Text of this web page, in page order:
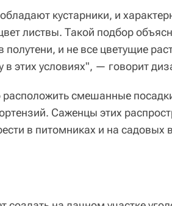
кустарники, и
листвы. Такой подбор
полутени, и не все цветущие
в этих условиях", — говорит
смешанные
Саженцы этих
в питомниках и на садовых